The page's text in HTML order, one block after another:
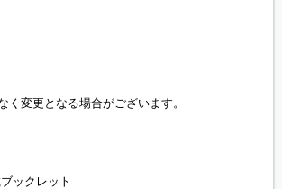
く変更となる場合がございます。
ックレット